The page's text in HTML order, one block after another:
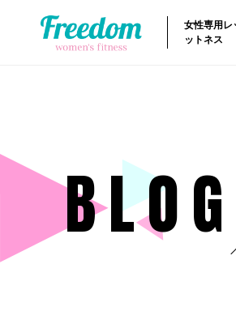
女性専用レ
ットネス
BLOG